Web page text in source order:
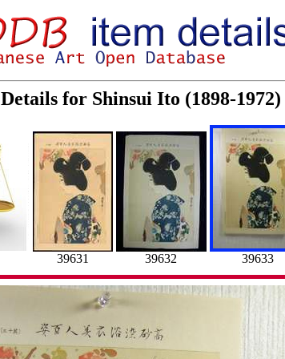
Details for Shinsui Ito (1898-
39631 39632 39633